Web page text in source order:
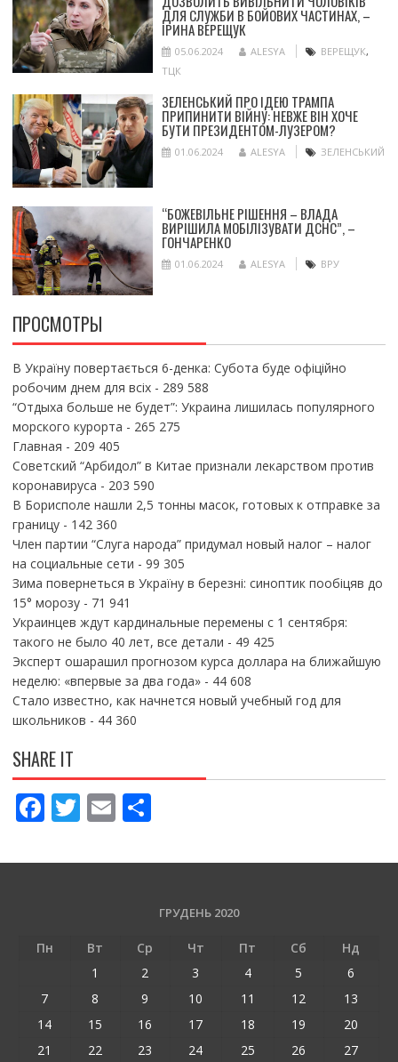
ДЛЯ СЛУЖБИ В БОЙОВИХ ЧАСТИНАХ, –
ІРИНА ВЕРЕЩУК
05.06.2024 ALESYA ВЕРЕЩУК,
ТЦК
ЗЕЛЕНСЬКИЙ ПРО ІДЕЮ ТРАМПА
ПРИПИНИТИ ВІЙНУ: НЕВЖЕ ВІН ХОЧЕ
БУТИ ПРЕЗИДЕНТОМ-ЛУЗЕРОМ?
01.06.2024 ALESYA ЗЕЛЕНСЬКИЙ
“БОЖЕВІЛЬНЕ РІШЕННЯ – ВЛАДА
ВИРІШИЛА МОБІЛІЗУВАТИ ДСНС”, –
ГОНЧАРЕНКО
01.06.2024 ALESYA ВРУ
ПРОСМОТРЫ
В Україну повертається 6-денка: Субота буде офіційно
робочим днем для всіх- 289 588
“Отдыха больше не будет”: Украина лишилась популярного
морского курорта - 265 275
Главная - 209 405
Советский “Арбидол” в Китае признали лекарством против
коронавируса - 203 590
В Борисполе нашли 2,5 тонны масок, готовых к отправке за
границу- 142 360
Член партии “Слуга народа” придумал новый налог – налог
на социальные сети - 99 305
Зима повернеться в Україну в березні: синоптик пообіцяв до
15° морозу- 71 941
Украинцев ждут кардинальные перемены с 1 сентября:
такого не было 40 лет, все детали - 49 425
Эксперт ошарашил прогнозом курса доллара на ближайшую
неделю: «впервые за два года»- 44 608
Стало известно, как начнется новый учебный год для
школьников - 44 360
SHARE IT
F
e
o
T
itt
E
ai
П
ді
и
т
ГРУДЕНЬ 2020
Пн Вт Ср Чт Пт Сб
Нд
1
2 3 4 5
6
7
8 9 10 11 12
13
14
15 16 17 18 19
20
21
22 23 24 25 26 27